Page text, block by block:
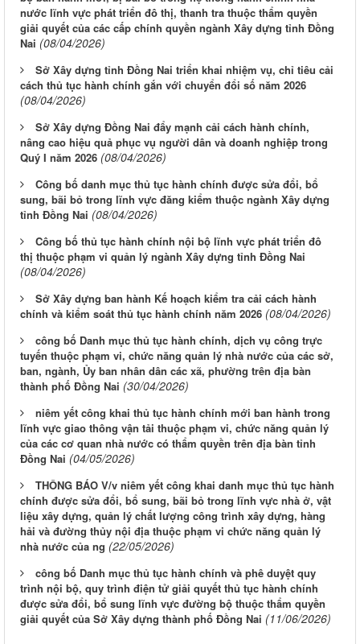
nước lĩnh vực phát triển đô thị, thanh tra thuộc thẩm quyền
giải quyết của các cấp chính quyền ngành Xây dựng tỉnh Đồng
Nai (08/04/2026)
Sở Xây dựng tỉnh Đồng Nai triển khai nhiệm vụ, chỉ tiêu cải
cách thủ tục hành chính gắn với chuyển đổi số năm 2026
(08/04/2026)
Sở Xây dựng Đồng Nai đẩy mạnh cải cách hành chính,
nâng cao hiệu quả phục vụ người dân và doanh nghiệp trong
Quý I năm 2026 (08/04/2026)
Công bố danh mục thủ tục hành chính được sửa đổi, bổ
sung, bãi bỏ trong lĩnh vực đăng kiểm thuộc ngành Xây dựng
tỉnh Đồng Nai (08/04/2026)
Công bố thủ tục hành chính nội bộ lĩnh vực phát triển đô
thị thuộc phạm vi quản lý ngành Xây dựng tỉnh Đồng Nai
(08/04/2026)
Sở Xây dựng ban hành Kế hoạch kiểm tra cải cách hành
chính và kiểm soát thủ tục hành chính năm 2026 (08/04/2026)
công bố Danh mục thủ tục hành chính, dịch vụ công trực
tuyến thuộc phạm vi, chức năng quản lý nhà nước của các sở,
ban, ngành, Ủy ban nhân dân các xã, phường trên địa bàn
thành phố Đồng Nai (30/04/2026)
niêm yết công khai thủ tục hành chính mới ban hành trong
lĩnh vực giao thông vận tải thuộc phạm vi, chức năng quản lý
của các cơ quan nhà nước có thẩm quyền trên địa bàn tỉnh
Đồng Nai (04/05/2026)
THÔNG BÁO V/v niêm yết công khai danh mục thủ tục hành
chính được sửa đổi, bổ sung, bãi bỏ trong lĩnh vực nhà ở, vật
liệu xây dựng, quản lý chất lượng công trình xây dựng, hàng
hải và đường thủy nội địa thuộc phạm vi chức năng quản lý
nhà nước của ng (22/05/2026)
công bố Danh mục thủ tục hành chính và phê duyệt quy
trình nội bộ, quy trình điện tử giải quyết thủ tục hành chính
được sửa đổi, bổ sung lĩnh vực đường bộ thuộc thẩm quyền
giải quyết của Sở Xây dựng thành phố Đồng Nai (11/06/2026)